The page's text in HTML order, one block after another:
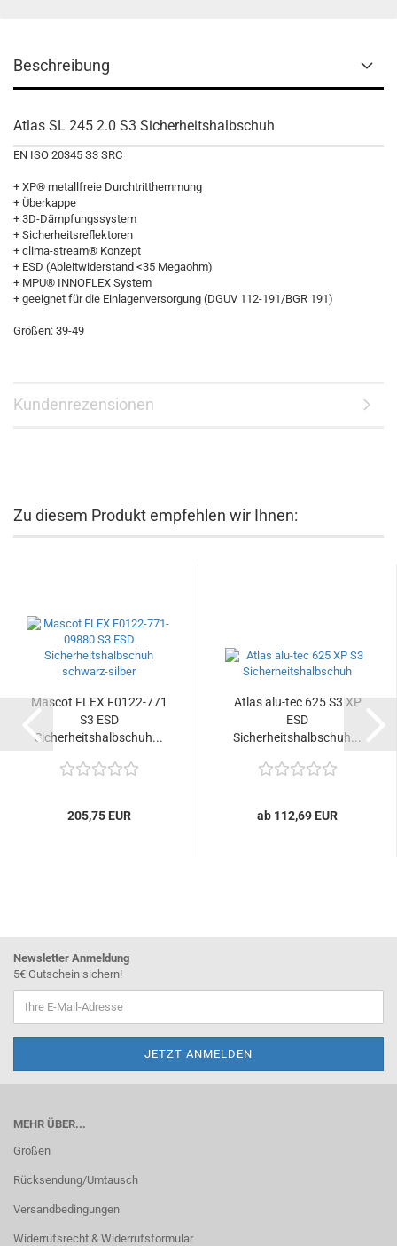
Beschreibung
Atlas SL 245 2.0 S3 Sicherheitshalbschuh
EN ISO 20345 S3 SRC
+ XP® metallfreie Durchtritthemmung
+ Überkappe
+ 3D-Dämpfungssystem
+ Sicherheitsreflektoren
+ clima-stream® Konzept
+ ESD (Ableitwiderstand <35 Megaohm)
+ MPU® INNOFLEX System
+ geeignet für die Einlagenversorgung (DGUV 112-191/BGR 191)
Größen: 39-49
Kundenrezensionen
Zu diesem Produkt empfehlen wir Ihnen:
Mascot FLEX F0122-771
S3 ESD
Sicherheitshalbschuh...
205,75 EUR
Atlas alu-tec 625 S3 XP
ESD
Sicherheitshalbschuh...
ab 112,69 EUR
Newsletter Anmeldung
5€ Gutschein sichern!
MEHR ÜBER...
Größen
Rücksendung/Umtausch
Versandbedingungen
Widerrufsrecht & Widerrufsformular